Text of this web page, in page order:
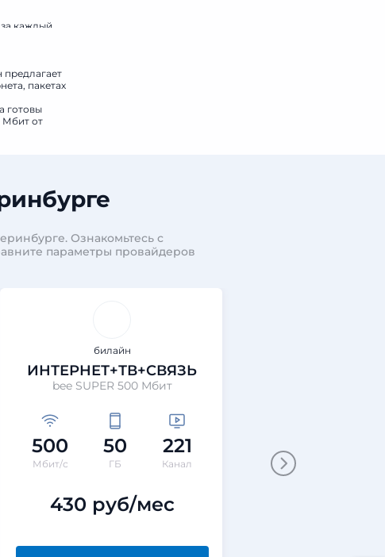
каждый
предлагает
пакетах
готовы
Мбит от
Ознакомьтесь с
параметры провайдеров
билайн
ИНТЕРНЕТ+ТВ+СВЯЗЬ
bee SUPER 500 Мбит
500
Мбит/с
50
ГБ
221
Канал
430 руб/мес
Мбит/с